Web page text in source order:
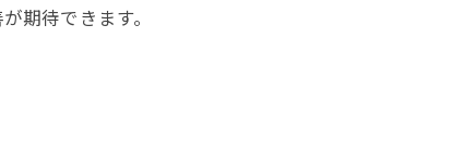
期待できます。